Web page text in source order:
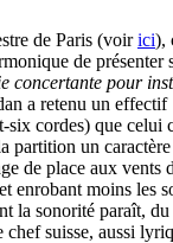
de Paris (voirici),
de présenter
concertante pour
a retenu un effectif
six cordes) que celui
partition un
de place aux vents
enrobant moins les
la sonorité paraît,
suisse, aussi